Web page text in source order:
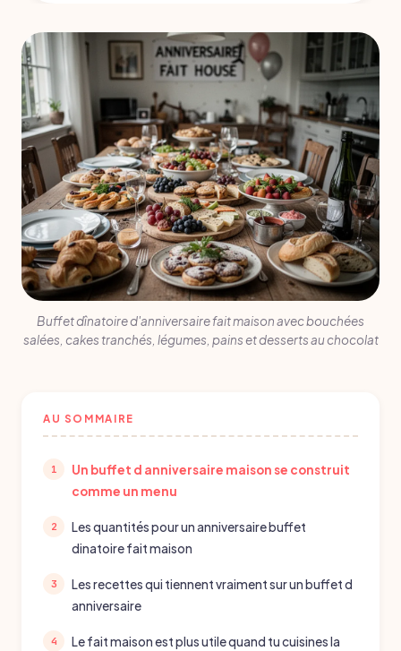
Buffet dînatoire d'anniversaire fait maison avec bouchées
salées, cakes tranchés, légumes, pains et desserts au chocolat
AU SOMMAIRE
Un buffet d anniversaire maison se construit
comme un menu
Les quantités pour un anniversaire buffet
dinatoire fait maison
Les recettes qui tiennent vraiment sur un buffet d
anniversaire
Le fait maison est plus utile quand tu cuisines la